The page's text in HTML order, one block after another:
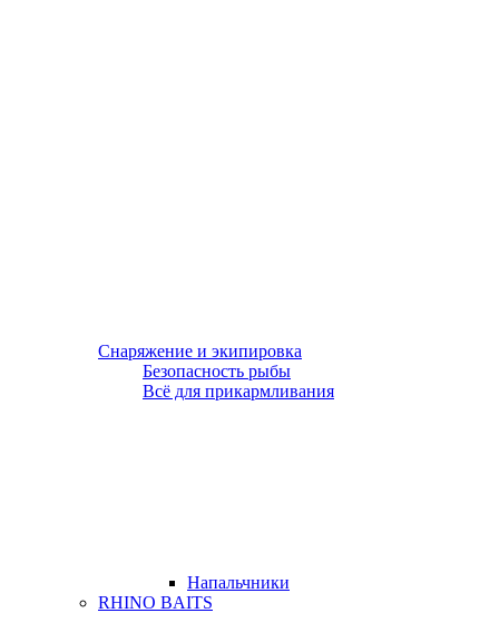
Снаряжение и экипировка
Безопасность рыбы
Всё для прикармливания
Напальчники
RHINO BAITS